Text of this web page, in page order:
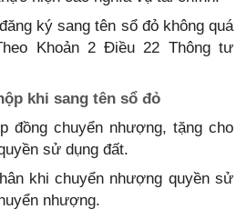
ký sang tên sổ đỏ không quá
Khoản 2 Điều 22 Thông tư
khi sang tên sổ đỏ
đồng chuyển nhượng, tặng cho
sử dụng đất.
khi chuyển nhượng quyền sử
nhượng.